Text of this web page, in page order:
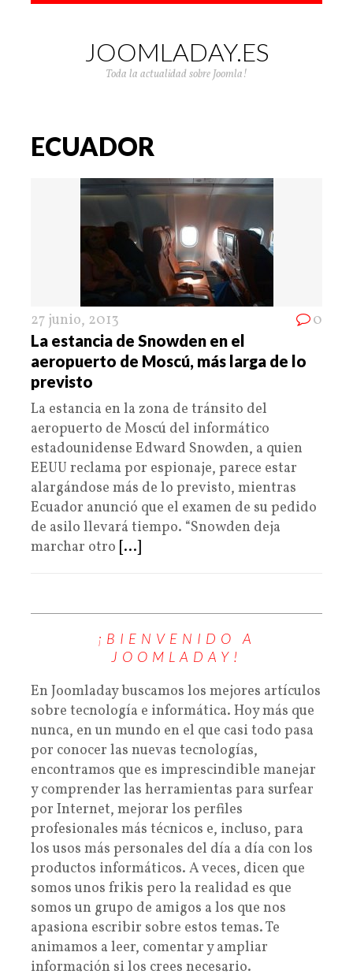
JOOMLADAY.ES
Toda la actualidad sobre Joomla!
ECUADOR
27 junio, 2013 0
La estancia de Snowden en el
aeropuerto de Moscú, más larga de lo
previsto
La estancia en la zona de tránsito del
aeropuerto de Moscú del informático
estadounidense Edward Snowden, a quien
EEUU reclama por espionaje, parece estar
alargándose más de lo previsto, mientras
Ecuador anunció que el examen de su pedido
de asilo llevará tiempo. “Snowden deja
marchar otro [...]
¡BIENVENIDO A
JOOMLADAY!
En Joomladay buscamos los mejores artículos
sobre tecnología e informática. Hoy más que
nunca, en un mundo en el que casi todo pasa
por conocer las nuevas tecnologías,
encontramos que es imprescindible manejar
y comprender las herramientas para surfear
por Internet, mejorar los perfiles
profesionales más técnicos e, incluso, para
los usos más personales del día a día con los
productos informáticos. A veces, dicen que
somos unos frikis pero la realidad es que
somos un grupo de amigos a los que nos
apasiona escribir sobre estos temas. Te
animamos a leer, comentar y ampliar
información si los crees necesario.